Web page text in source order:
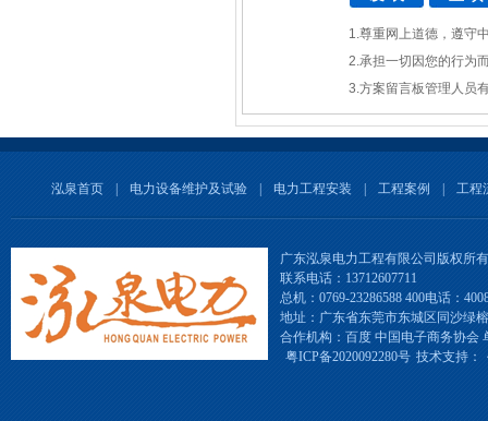
1.尊重网上道德，遵守
2.承担一切因您的行为
3.方案留言板管理人员
泓泉首页 电力设备维护及试验 电力工程安装 工程案例 工程
广东泓泉电力工程有限公司版权所有
联系电话：13712607711
总机：0769-23286588 400电话：
地址：广东省东莞市东城区同沙绿
合作机构：百度 中国电子商务协会
粤ICP备2020092280号 技术支持：